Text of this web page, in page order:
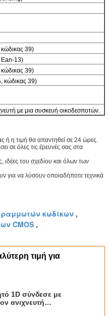
39)
13)
39)
κώδικας 39)
με μια συσκευή οικοδεσποτών.
ή η τιμή θα απαντηθεί σε 24 ώρες.
σε όλες τις έρευνές σας στα
του σχεδίου και όλων των
για να λύσουν οποιαδήποτε τεχνικά
κωδίκων ,
CMOS ,
τιμή για
1D σύνδεσε με
ανιχνευτή